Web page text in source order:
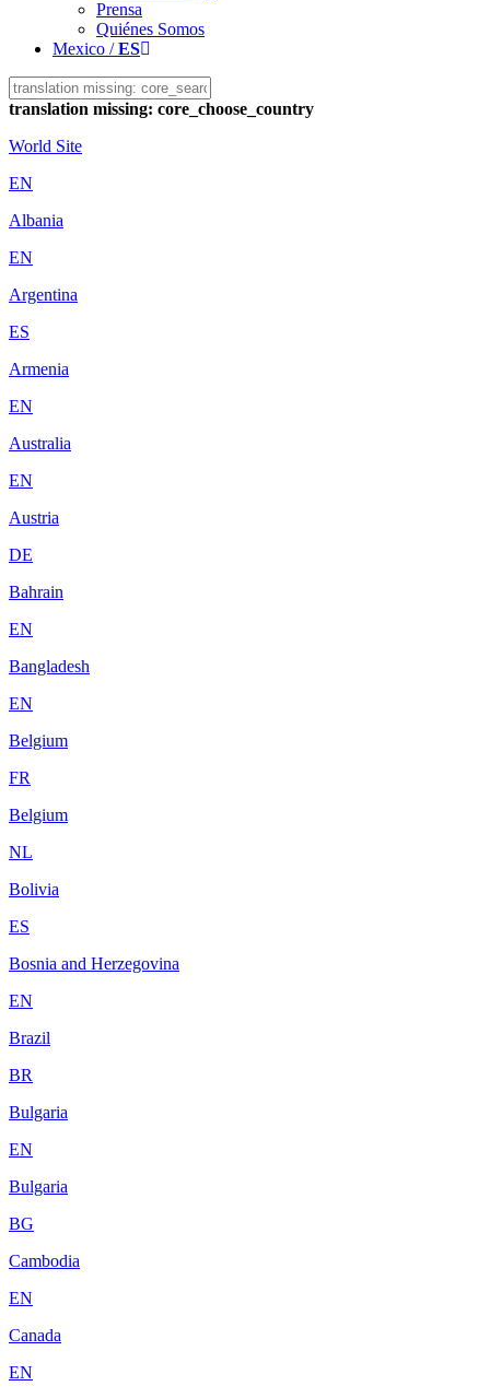
Prensa
Quiénes Somos
Mexico /ES
translation missing: core_choose_country
World Site
EN
Albania
EN
Argentina
ES
Armenia
EN
Australia
EN
Austria
DE
Bahrain
EN
Bangladesh
EN
Belgium
FR
Belgium
NL
Bolivia
ES
Bosnia and Herzegovina
EN
Brazil
BR
Bulgaria
EN
Bulgaria
BG
Cambodia
EN
Canada
EN